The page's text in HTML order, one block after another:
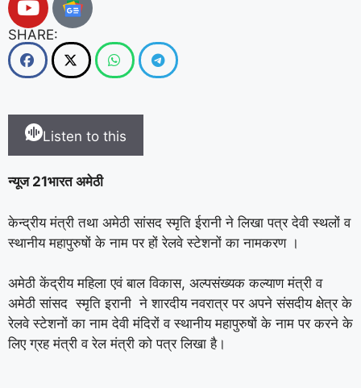
SHARE:
Listen to this
न्यूज 21भारत अमेठी
केन्द्रीय मंत्री तथा अमेठी सांसद स्मृति ईरानी ने लिखा पत्र देवी स्थलों व
स्थानीय महापुरुषों के नाम पर हों रेलवे स्टेशनों का नामकरण ।
अमेठी केंद्रीय महिला एवं बाल विकास, अल्पसंख्यक कल्याण मंत्री व
अमेठी सांसद स्मृति इरानी ने शारदीय नवरात्र पर अपने संसदीय क्षेत्र के
रेलवे स्टेशनों का नाम देवी मंदिरों व स्थानीय महापुरुषों के नाम पर करने के
लिए ग्रह मंत्री व रेल मंत्री को पत्र लिखा है।